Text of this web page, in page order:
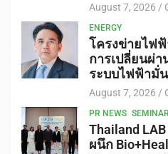
August 7, 2026
ENERGY
โครงข่ายไฟ
การเปลี่ยนผ่
ระบบไฟฟ้ามั่
August 7, 2026
PR NEWS
Thailand LAB
ผนึก